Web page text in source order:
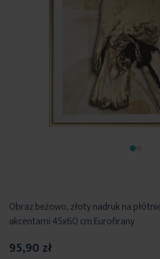
Obraz beżowo, złoty nadruk na
akcentami 45x60 cm Eurofirany
95,90 zł